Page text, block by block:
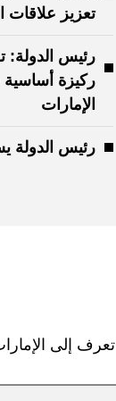
تعزيز علاقات
رئيس الدولة:
ركيزة
الإمارات
رئيس الدولة
تعرف إلى